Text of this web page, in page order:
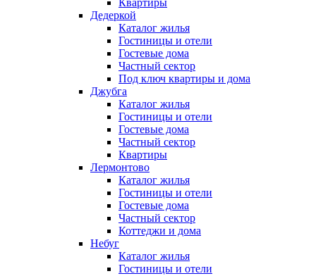
Квартиры
Дедеркой
Каталог жилья
Гостиницы и отели
Гостевые дома
Частный сектор
Под ключ квартиры и дома
Джубга
Каталог жилья
Гостиницы и отели
Гостевые дома
Частный сектор
Квартиры
Лермонтово
Каталог жилья
Гостиницы и отели
Гостевые дома
Частный сектор
Коттеджи и дома
Небуг
Каталог жилья
Гостиницы и отели